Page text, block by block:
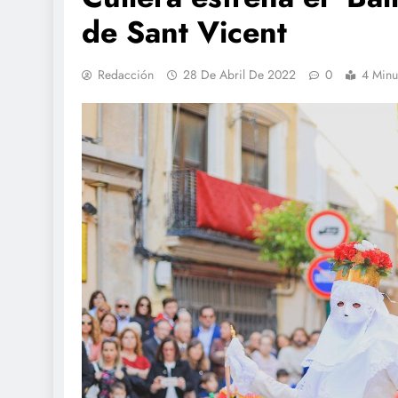
de Sant Vicent
Redacción 28 De Abril De 2022 0 4